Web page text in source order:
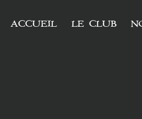
ACCUEIL LE CLUB